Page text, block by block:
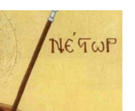
της […]